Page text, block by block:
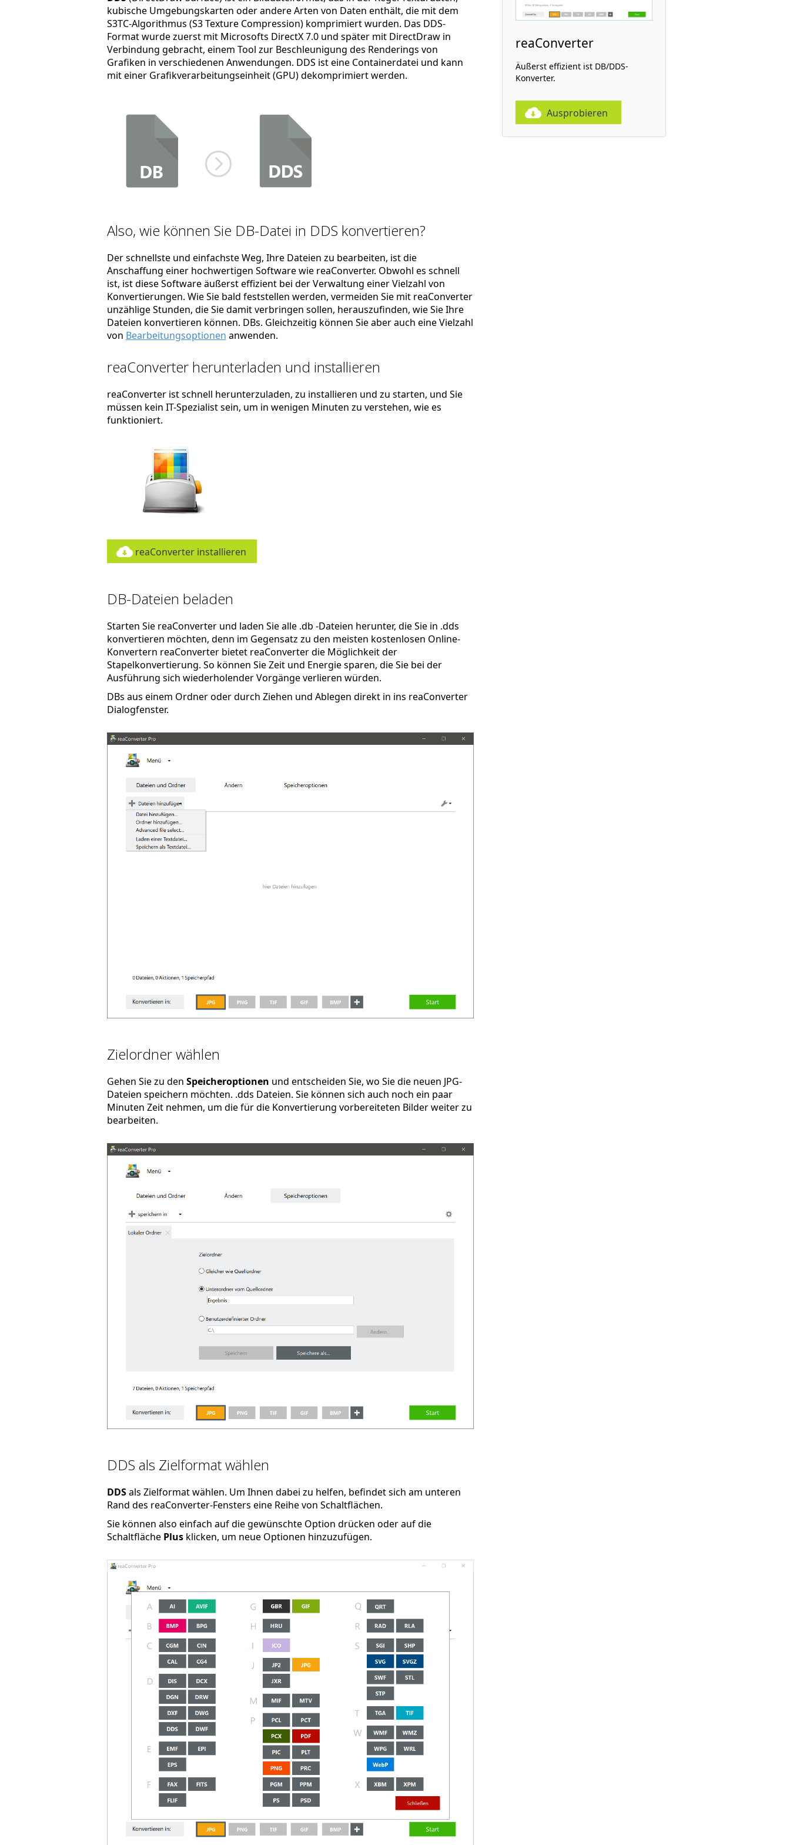
kubische Umgebungskarten oder andere Arten von Daten enthält, die mit dem
S3TC-Algorithmus (S3 Texture Compression) komprimiert wurden. Das DDS-
Format wurde zuerst mit Microsofts DirectX 7.0 und später mit DirectDraw in
Verbindung gebracht, einem Tool zur Beschleunigung des Renderings von
Grafiken in verschiedenen Anwendungen. DDS ist eine Containerdatei und kann
mit einer Grafikverarbeitungseinheit (GPU) dekomprimiert werden.
Also, wie können Sie DB-Datei in DDS konvertieren?
Der schnellste und einfachste Weg, Ihre Dateien zu bearbeiten, ist die
Anschaffung einer hochwertigen Software wie reaConverter. Obwohl es schnell
ist, ist diese Software äußerst effizient bei der Verwaltung einer Vielzahl von
Konvertierungen. Wie Sie bald feststellen werden, vermeiden Sie mit reaConverter
unzählige Stunden, die Sie damit verbringen sollen, herauszufinden, wie Sie Ihre
Dateien konvertieren können. DBs. Gleichzeitig können Sie aber auch eine Vielzahl
von Bearbeitungsoptionen anwenden.
reaConverter herunterladen und installieren
reaConverter ist schnell herunterzuladen, zu installieren und zu starten, und Sie
müssen kein IT-Spezialist sein, um in wenigen Minuten zu verstehen, wie es
funktioniert.
reaConverter installieren
DB-Dateien beladen
Starten Sie reaConverter und laden Sie alle .db -Dateien herunter, die Sie in .dds
konvertieren möchten, denn im Gegensatz zu den meisten kostenlosen Online-
Konvertern reaConverter bietet reaConverter die Möglichkeit der
Stapelkonvertierung. So können Sie Zeit und Energie sparen, die Sie bei der
Ausführung sich wiederholender Vorgänge verlieren würden.
DBs aus einem Ordner oder durch Ziehen und Ablegen direkt in ins reaConverter
Dialogfenster.
Zielordner wählen
Gehen Sie zu den Speicheroptionen und entscheiden Sie, wo Sie die neuen JPG-
Dateien speichern möchten. .dds Dateien. Sie können sich auch noch ein paar
Minuten Zeit nehmen, um die für die Konvertierung vorbereiteten Bilder weiter zu
bearbeiten.
DDS als Zielformat wählen
DDSals Zielformat wählen. Um Ihnen dabei zu helfen, befindet sich am unteren
Rand des reaConverter-Fensters eine Reihe von Schaltflächen.
Sie können also einfach auf die gewünschte Option drücken oder auf die
Schaltfläche Plusklicken, um neue Optionen hinzuzufügen.
reaConverter
Äußerst effizient ist DB/DDS-
Konverter.
Ausprobieren